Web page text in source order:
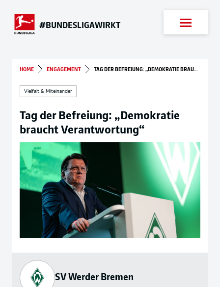
#BUNDESLIGAWIRKT
Suche
HOME ENGAGEMENT TAG DER BEFREIUNG: „DEMOKRATIE BRAUCHT VERANTWORTUNG“
Vielfalt & Miteinander
Tag der Befreiung: „Demokratie
braucht Verantwortung“
SV Werder Bremen